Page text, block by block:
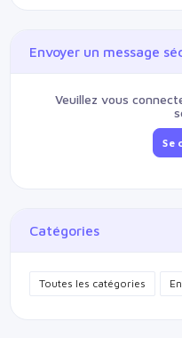
Envoyer un message
Veuillez vous
Se
Catégories
Toutes les catégories